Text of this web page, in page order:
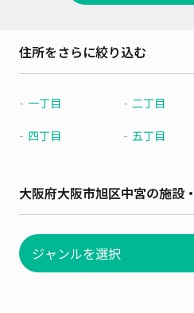
住所をさらに絞り込む
一丁目 二丁目
四丁目 五丁目
大阪府大阪市旭区中宮の施設